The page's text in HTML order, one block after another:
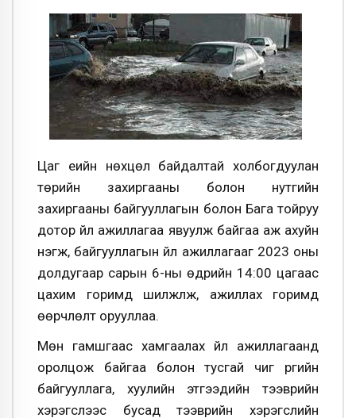
Цаг үеийн нөхцөл байдалтай холбогдуулан
төрийн захиргааны болон нутгийн
захиргааны байгууллагын болон Бага тойруу
дотор үйл ажиллагаа явуулж байгаа аж ахуйн
нэгж, байгууллагын үйл ажиллагааг 2023 оны
долдугаар сарын 6-ны өдрийн 14:00 цагаас
цахим горимд шилжүүлж, ажиллах горимд
өөрчлөлт орууллаа.
Мөн гамшгаас хамгаалах үйл ажиллагаанд
оролцож байгаа болон тусгай чиг үүргийн
байгууллага, хуулийн этгээдийн тээврийн
хэрэгслээс бусад тээврийн хэрэгслийн